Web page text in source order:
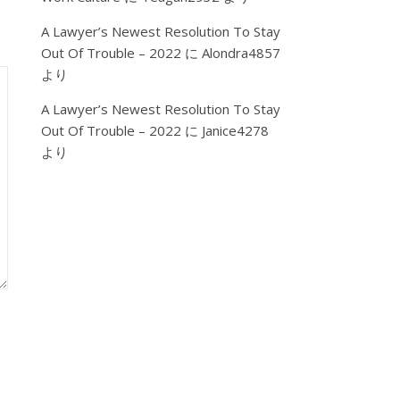
A Lawyer’s Newest Resolution To Stay
Out Of Trouble – 2022 に Alondra4857
より
A Lawyer’s Newest Resolution To Stay
Out Of Trouble – 2022 に Janice4278
より